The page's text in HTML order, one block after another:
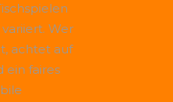
Wer
achtet auf
ein faires